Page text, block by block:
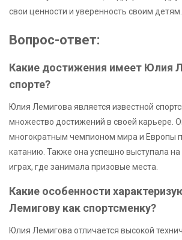
свои ценности и уверенность своим детям.
Вопрос-ответ:
Какие достижения имеет Юлия
спорте?
Юлия Лемигова является известной
множество достижений в своей карьере.
многократным чемпионом мира и Европы
катанию. Также она успешно выступала
играх, где занимала призовые места.
Какие особенности
Лемигову как спортсменку?
Юлия Лемигова отличается высокой